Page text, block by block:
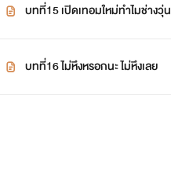
บทที่15 เปิดเทอมใหม่ทำไมช่างวุ่น
บทที่16 ไม่หึงหรอกนะ ไม่หึงเลย